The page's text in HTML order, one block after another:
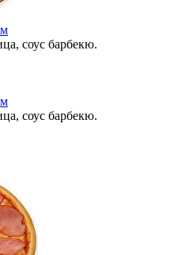
соус барбекю.
соус барбекю.